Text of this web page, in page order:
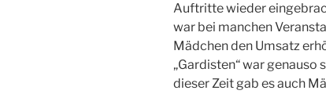
Auftritte wieder
war bei manchen
Mädchen den Umsatz
„Gardisten“ war genauso
dieser Zeit gab es auch